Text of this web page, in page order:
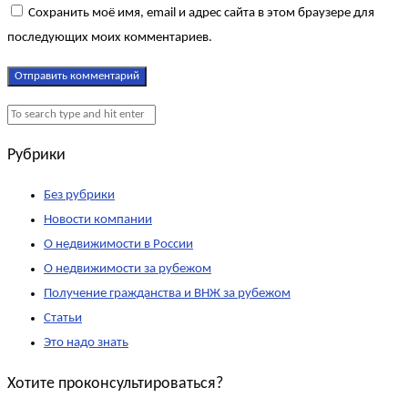
Сохранить моё имя, email и адрес сайта в этом браузере для
последующих моих комментариев.
Рубрики
Без рубрики
Новости компании
О недвижимости в России
О недвижимости за рубежом
Получение гражданства и ВНЖ за рубежом
Статьи
Это надо знать
Хотите проконсультироваться?